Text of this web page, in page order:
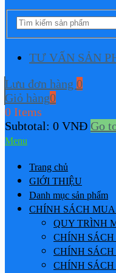
TƯ VẤN SẢN
Lưu đơn hàng 0
Giỏ hàng0
0 Items
Subtotal: 0 VNĐ Go
Menu
Trang chủ
GIỚI THIỆU
Danh mục sản phẩm
CHÍNH SÁCH
QUY TRÌNH
CHÍNH
CHÍNH
CHÍNH